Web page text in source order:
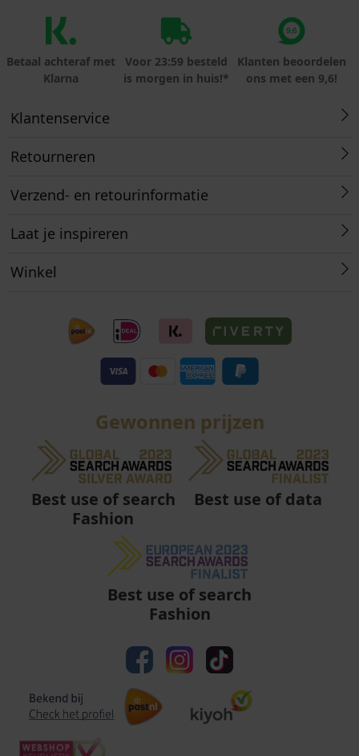
Betaal achteraf met
Klarna
Voor 23:59 besteld
is morgen in huis!*
Klanten beoordelen
ons met een 9,6!
Klantenservice
Retourneren
Verzend- en retourinformatie
Laat je inspireren
Winkel
Gewonnen prijzen
Best use of search
Fashion
Best use of data
Best use of search
Fashion